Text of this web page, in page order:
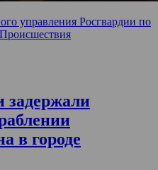
управления Росгвардии по
Происшествия
задержали
в городе